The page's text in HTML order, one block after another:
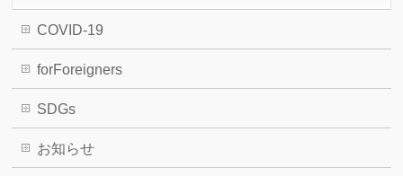
COVID-19
forForeigners
SDGs
お知らせ